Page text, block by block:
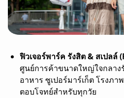
ฟิวเจอร์พาร์ค รังสิต & สเปลล์
ศูนย์การค้าขนาดใหญ่ใจกลา
อาหาร ซูเปอร์มาร์เก็ต โรงภ
ตอบโจทย์สำหรับทุกวัย